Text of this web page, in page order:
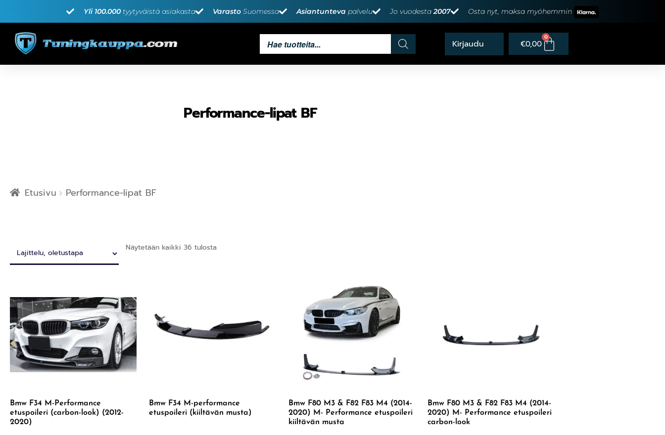
Yli 100.000 tyytyväistä asiakasta Varasto Suomessa Asiantunteva palvelu Jo vuodesta2007 Osta nyt, maksa myöhemmin
€0,00
0
Performance-lipat BF
Etusivu Performance-lipat BF
Näytetään kaikki 36 tulosta
Bmw F34 M-Performance
etuspoileri (carbon-look) (2012-
2020)
Bmw F34 M-performance
etuspoileri (kiiltävän musta)
Bmw F80 M3 & F82 F83 M4 (2014-
2020) M- Performance etuspoileri
kiiltävän musta
Bmw F80 M3 & F82 F83 M4 (2014-
2020) M- Performance etuspoileri
carbon-look